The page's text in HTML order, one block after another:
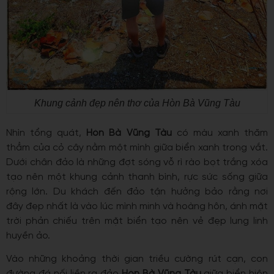
Khung cảnh đẹp nên thơ của Hòn Bà Vũng Tàu
Nhìn tổng quát, Hòn Bà Vũng Tàucó màu xanh thăm
thẳm của cỏ cây nằm một mình giữa biển xanh trong vắt.
Dưới chân đảo là những đợt sóng vỗ rì rào bọt trắng xóa
tạo nên một khung cảnh thanh bình, rực sức sống giữa
rộng lớn. Du khách đến đảo tận hưởng bảo rằng nơi
đây đẹp nhất là vào lúc mình minh và hoàng hôn, ánh mặt
trời phản chiếu trên mặt biển tạo nên vẻ đẹp lung linh
huyền ảo.
Vào những khoảng thời gian triều cường rút cạn, con